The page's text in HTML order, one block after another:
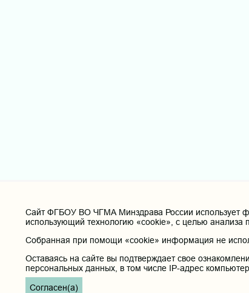
Cайт ФГБОУ ВО ЧГМА Минздрава России использует
использующий технологию «cookie», с целью анализа
Собранная при помощи «cookie» информация не
Оставаясь на сайте вы подтверждает свое
персональных данных, в том числе IP-адрес
Согласен(а)